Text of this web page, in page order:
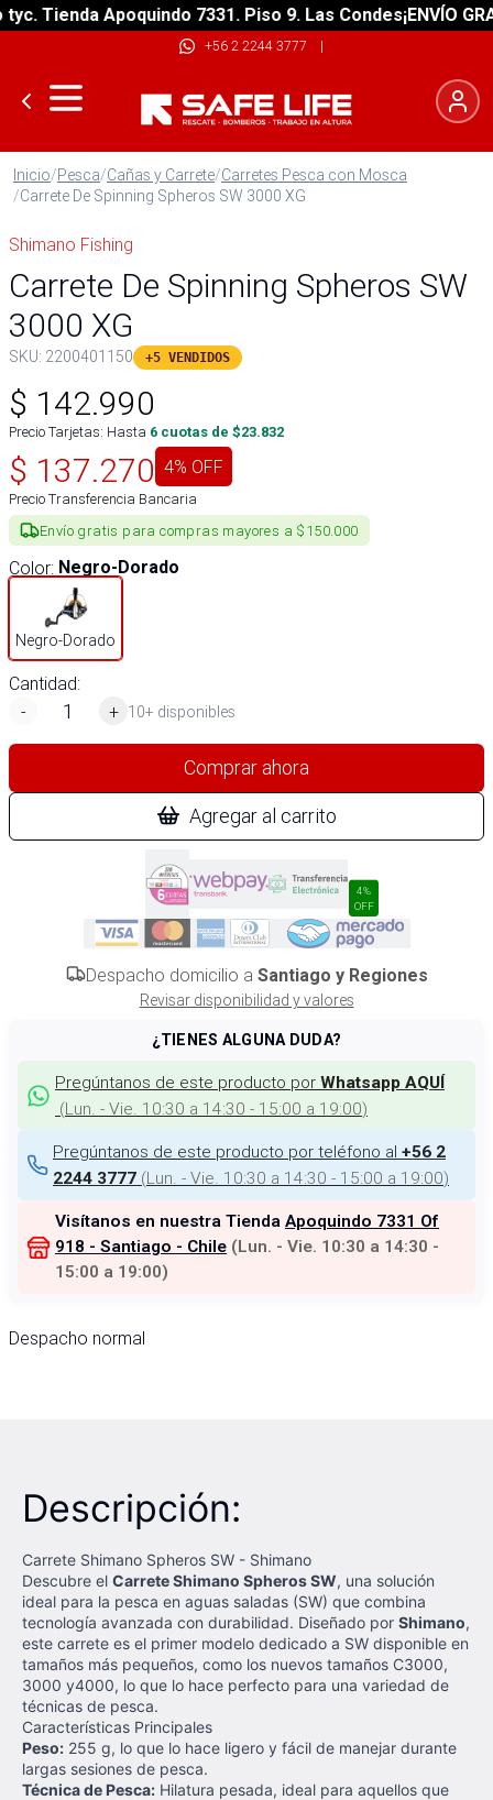
Tienda Apoquindo 7331. Piso 9. Las Condes¡ENVÍO
+56 2 2244 3777 |
Inicio/Pesca/Cañas y Carrete/Carretes Pesca con Mosca
/Carrete De Spinning Spheros SW 3000 XG
Shimano Fishing
Carrete De Spinning Spheros SW
3000 XG
SKU: 2200401150 +5 VENDIDOS
$ 142.990
Precio Tarjetas: Hasta 6 cuotas de $23.832
$ 137.270 4% OFF
Precio Transferencia Bancaria
Envío gratis para compras mayores a $150.000
Color: Negro-Dorado
Negro-Dorado
Cantidad:
-
+ 10+ disponibles
Comprar ahora
Agregar al carrito
4%
OFF
Despacho domicilio a Santiago y Regiones
Revisar disponibilidad y valores
¿TIENES ALGUNA DUDA?
Pregúntanos de este producto por Whatsapp AQUÍ
(Lun. - Vie. 10:30 a 14:30 - 15:00 a 19:00)
Pregúntanos de este producto por teléfono al +56 2
2244 3777 (Lun. - Vie. 10:30 a 14:30 - 15:00 a 19:00)
Visítanos en nuestra Tienda Apoquindo 7331 Of
918 - Santiago - Chile (Lun. - Vie. 10:30 a 14:30 -
15:00 a 19:00)
Despacho normal
Descripción:
Carrete Shimano Spheros SW - Shimano
Descubre el Carrete Shimano Spheros SW, una solución
ideal para la pesca en aguas saladas (SW) que combina
tecnología avanzada con durabilidad. Diseñado por Shimano,
este carrete es el primer modelo dedicado a SW disponible en
tamaños más pequeños, como los nuevos tamaños C3000,
3000 y4000, lo que lo hace perfecto para una variedad de
técnicas de pesca.
Características Principales
Peso: 255 g, lo que lo hace ligero y fácil de manejar durante
largas sesiones de pesca.
Técnica de Pesca: Hilatura pesada, ideal para aquellos que